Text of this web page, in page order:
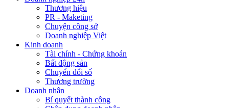
Thương hiệu
PR - Maketing
Chuyện công sở
Doanh nghiệp Việt
Kinh doanh
Tài chính - Chứng khoán
Bất động sản
Chuyển đổi số
Thương trường
Doanh nhân
Bí quyết thành công